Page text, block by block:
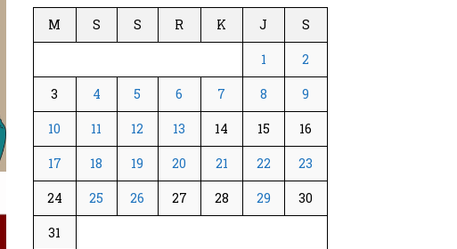
M S S R K J S
1 2
3 4 5 6 7 8 9
10 11 12 13 14 15 16
17 18 19 20 21 22 23
24 25 26 27 28 29 30
31